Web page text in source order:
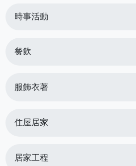
時事活動
餐飲
服飾衣著
住屋居家
居家工程